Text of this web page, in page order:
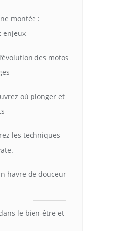
montée :
enjeux
des motos
où plonger et
les techniques
havre de douceur
le bien-être et